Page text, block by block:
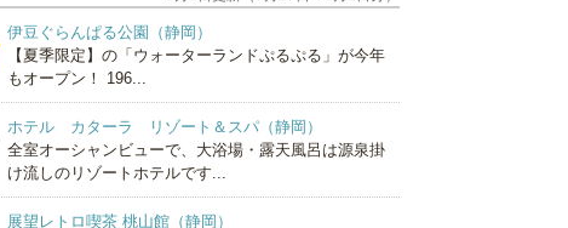
伊豆ぐらんぱる公園（静岡）
【夏季限定】の「ウォーターランドぷるぷる」が今年
もオープン！ 196...
ホテル カターラ リゾート＆スパ（静岡）
全室オーシャンビューで、大浴場・露天風呂は源泉掛
け流しのリゾートホテルです...
展望レトロ喫茶 桃山館（静岡）